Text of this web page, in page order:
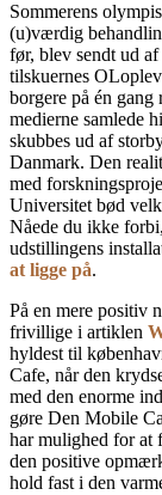
Sommerens
(u)værdig
før, blev sendt ud
tilskuernes
borgere på én
medierne samlede
skubbes ud af
Danmark. Den
med
Universitet bød
Nåede du ikke
udstillingens
at ligge på.
På en mere positiv
frivillige i artiklen
hyldest til
Cafe, når den
med den enorme
gøre Den Mobile
har mulighed for at
den positive
hold fast i den